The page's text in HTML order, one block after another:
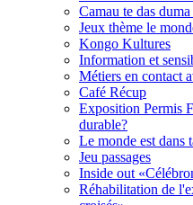
Camau te das
Jeux thème le
Kongo Kultures
Information et
Métiers en contact
Café Récup
Exposition Permis
durable?
Le monde est dans
Jeu passages
Inside out
Réhabilitation de